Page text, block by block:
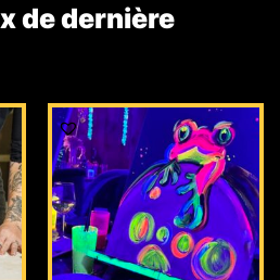
de dernière